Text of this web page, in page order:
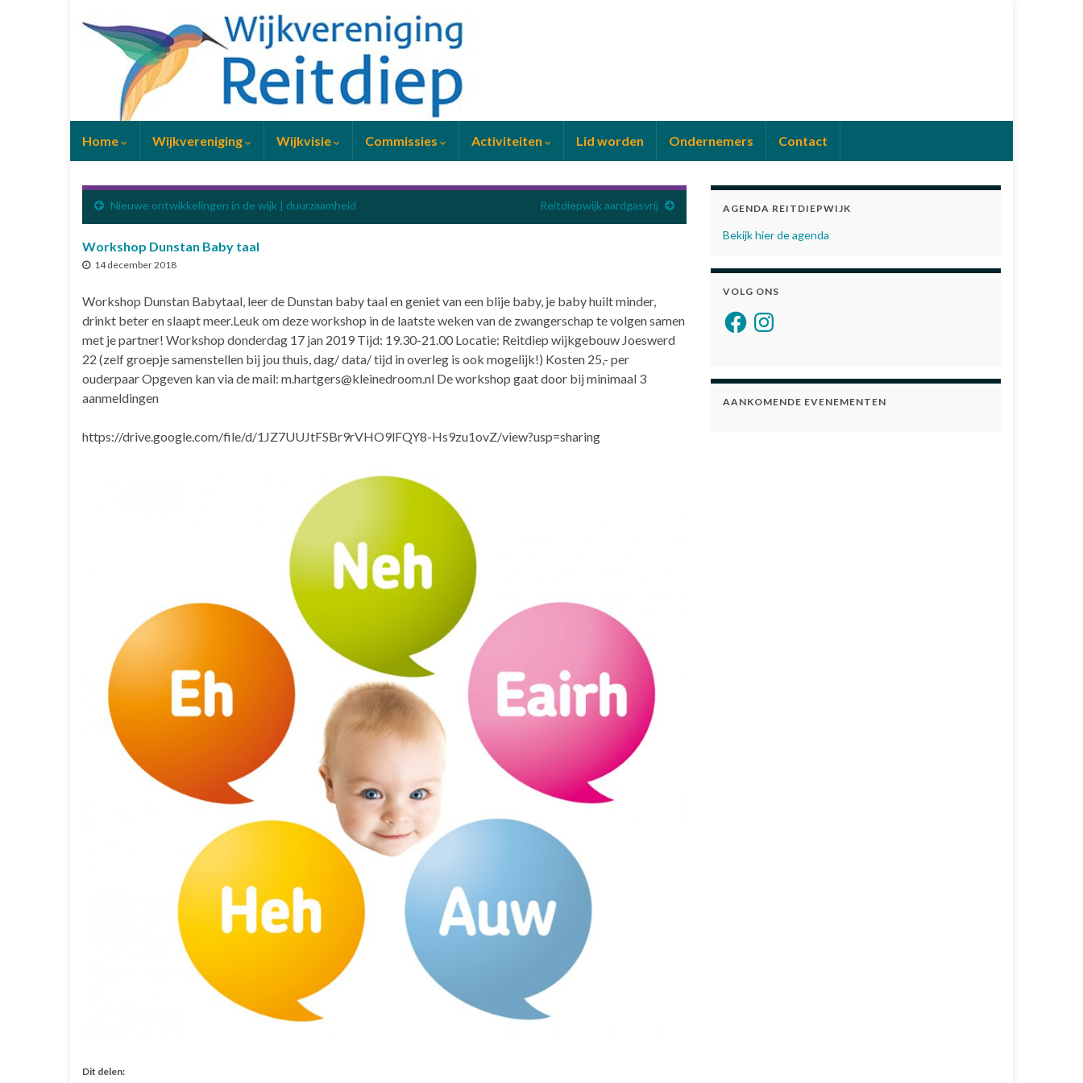
Home Wijkvereniging Wijkvisie Commissies Activiteiten Lid worden Ondernemers Contact
Nieuwe ontwikkelingen in de wijk | duurzaamheid Reitdiepwijk aardgasvrij
Workshop Dunstan Baby taal
14 december 2018
Workshop Dunstan Babytaal, leer de Dunstan baby taal en geniet van een blije baby, je baby huilt minder,
drinkt beter en slaapt meer.Leuk om deze workshop in de laatste weken van de zwangerschap te volgen samen
met je partner! Workshop donderdag 17 jan 2019 Tijd: 19.30-21.00 Locatie: Reitdiep wijkgebouw Joeswerd
22 (zelf groepje samenstellen bij jou thuis, dag/ data/ tijd in overleg is ook mogelijk!) Kosten 25,- per
ouderpaar Opgeven kan via de mail: m.hartgers@kleinedroom.nl De workshop gaat door bij minimaal 3
aanmeldingen
https://drive.google.com/file/d/1JZ7UUJtFSBr9rVHO9lFQY8-Hs9zu1ovZ/view?usp=sharing
Dit delen:
AGENDA REITDIEPWIJK
Bekijk hier de agenda
VOLG ONS
FacebookInstagram
AANKOMENDE EVENEMENTEN